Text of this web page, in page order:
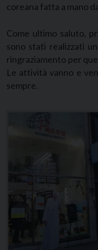
coreana fatta a mano
Come ultimo saluto,
sono stati realizzati
ringraziamento per
Le attività vanno e
sempre.